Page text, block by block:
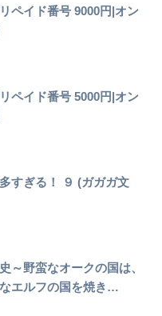
ペイド番号 9000円|オン
ペイド番号 5000円|オン
すぎる！ ９ (ガガガ文
～野蛮なオークの国は、
エルフの国を焼き…